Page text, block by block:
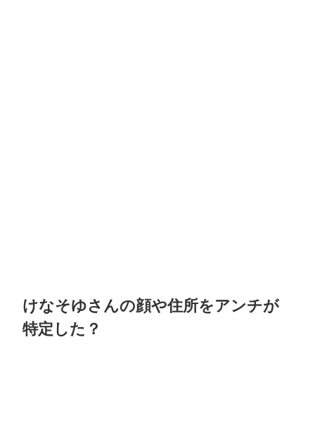
けなそゆさんの顔や住所をアンチが
特定した？